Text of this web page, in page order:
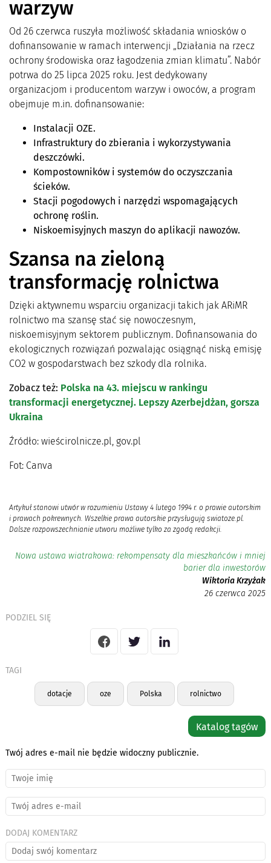
warzyw
Od 26 czerwca ruszyła możliwość składania wniosków o
dofinansowanie w ramach interwencji „Działania na rzecz
ochrony środowiska oraz łagodzenia zmian klimatu”. Nabór
potrwa do 25 lipca 2025 roku. Jest dedykowany
organizacjom i producentom warzyw i owoców, a program
obejmuje m.in. dofinansowanie:
Instalacji OZE.
Infrastruktury do zbierania i wykorzystywania
deszczówki.
Kompostowników i systemów do oczyszczania
ścieków.
Stacji pogodowych i narzędzi wspomagających
ochronę roślin.
Niskoemisyjnych maszyn do aplikacji nawozów.
Szansa na zieloną
transformację rolnictwa
Dzięki aktywnemu wsparciu organizacji takich jak ARiMR
rolnictwo ma szansę stać się nowoczesnym,
niskoemisyjnym sektorem publicznym. Dofinansowania do
ekologicznych rozwiązań pozwalając osiągnąć niską emisję
CO2 w gospodarstwach bez szkody dla rolnika.
Zobacz też: Polska na 43. miejscu w rankingu
transformacji energetycznej. Lepszy Azerbejdżan, gorsza
Ukraina
Źródło: wieścirolnicze.pl, gov.pl
Fot: Canva
Artykuł stanowi utwór w rozumieniu Ustawy 4 lutego 1994 r. o prawie autorskim
i prawach pokrewnych. Wszelkie prawa autorskie przysługują swiatoze.pl.
Dalsze rozpowszechnianie utworu możliwe tylko za zgodą redakcji.
Nowa ustawa wiatrakowa: rekompensaty dla mieszkańców i mniej
barier dla inwestorów
Wiktoria Krzyżak
26 czerwca 2025
PODZIEL SIĘ
TAGI
dotacje oze Polska rolnictwo
Katalog tagów
Twój adres e-mail nie będzie widoczny publicznie.
DODAJ KOMENTARZ